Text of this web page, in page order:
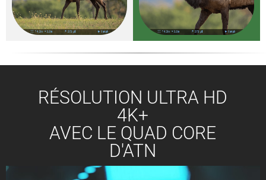
RÉSOLUTION ULTRA HD
4K+
AVEC LE QUAD CORE
D'ATN